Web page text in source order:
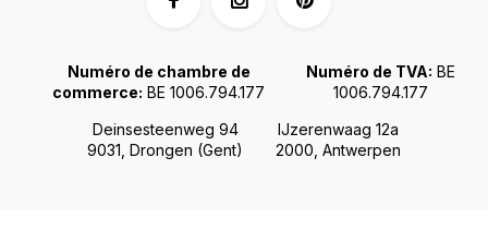
Deinsesteenweg 94
9031, Drongen (Gent)
IJzerenwaag 12a
2000, Antwerpen
Numéro de chambre de
commerce: BE 1006.794.177
Numéro de TVA: BE
1006.794.177